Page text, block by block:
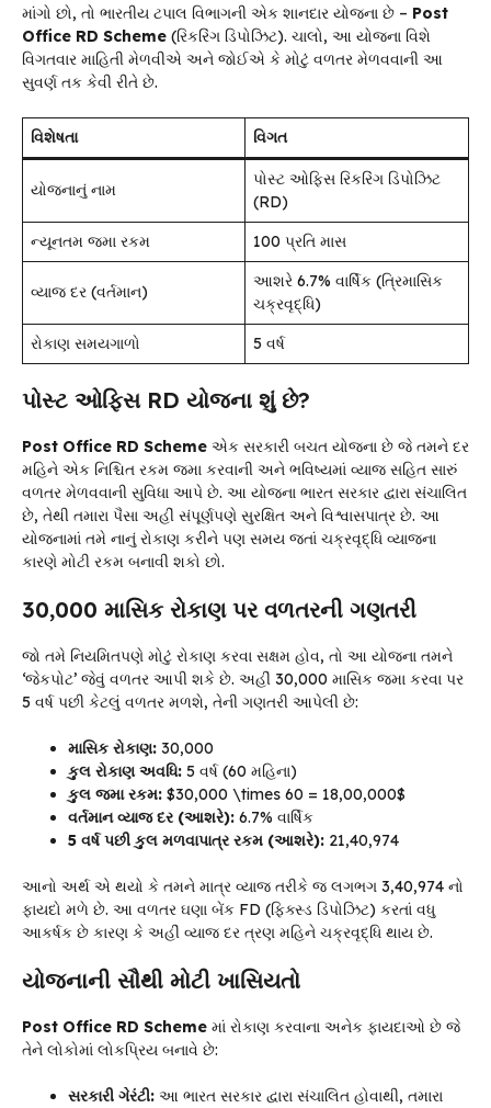
માંગો છો, તો ભારતીય ટપાલ વિભાગની એક શાનદાર યોજના છે – Post
Office RD Scheme (રિકરિંગ ડિપોઝિટ). ચાલો, આ યોજના વિશે
વિગતવાર માહિતી મેળવીએ અને જોઈએ કે મોટું વળતર મેળવવાની આ
સુવર્ણ તક કેવી રીતે છે.
વિશેષતા વિગત
યોજનાનું નામ
પોસ્ટ ઓફિસ રિકરિંગ ડિપોઝિટ
(RD)
ન્યૂનતમ જમા રકમ
₹100 પ્રતિ માસ
વ્યાજ દર (વર્તમાન)
આશરે 6.7% વાર્ષિક (ત્રિમાસિક
ચક્રવૃદ્ધિ)
રોકાણ સમયગાળો
5 વર્ષ
પોસ્ટ ઓફિસ RD યોજના શું છે?
Post Office RD Scheme એક સરકારી બચત યોજના છે જે તમને દર
મહિને એક નિશ્ચિત રકમ જમા કરવાની અને ભવિષ્યમાં વ્યાજ સહિત સારું
વળતર મેળવવાની સુવિધા આપે છે. આ યોજના ભારત સરકાર દ્વારા સંચાલિત
છે, તેથી તમારા પૈસા અહીં સંપૂર્ણપણે સુરક્ષિત અને વિશ્વાસપાત્ર છે. આ
યોજનામાં તમે નાનું રોકાણ કરીને પણ સમય જતાં ચક્રવૃદ્ધિ વ્યાજના
કારણે મોટી રકમ બનાવી શકો છો.
₹30,000 માસિક રોકાણ પર વળતરની ગણતરી
જો તમે નિયમિતપણે મોટું રોકાણ કરવા સક્ષમ હોવ, તો આ યોજના તમને
‘જેકપોટ’ જેવું વળતર આપી શકે છે. અહીં ₹30,000 માસિક જમા કરવા પર
5 વર્ષ પછી કેટલું વળતર મળશે, તેની ગણતરી આપેલી છે:
માસિક રોકાણ: ₹30,000
કુલ રોકાણ અવધિ: 5 વર્ષ (60 મહિના)
કુલ જમા રકમ: $₹30,000 \times 60 = ₹18,00,000$
વર્તમાન વ્યાજ દર (આશરે): 6.7% વાર્ષિક
5 વર્ષ પછી કુલ મળવાપાત્ર રકમ (આશરે): ₹21,40,974
આનો અર્થ એ થયો કે તમને માત્ર વ્યાજ તરીકે જ લગભગ ₹3,40,974 નો
ફાયદો મળે છે. આ વળતર ઘણા બેંક FD (ફિક્સ્ડ ડિપોઝિટ) કરતાં વધુ
આકર્ષક છે કારણ કે અહીં વ્યાજ દર ત્રણ મહિને ચક્રવૃદ્ધિ થાય છે.
યોજનાની સૌથી મોટી ખાસિયતો
Post Office RD Scheme માં રોકાણ કરવાના અનેક ફાયદાઓ છે જે
તેને લોકોમાં લોકપ્રિય બનાવે છે:
સરકારી ગેરંટી: આ ભારત સરકાર દ્વારા સંચાલિત હોવાથી, તમારા